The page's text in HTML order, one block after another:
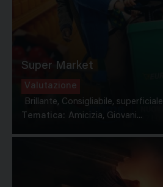
Super Market
Valutazione
Brillante, Consigliabile, superficiale
Tematica: Amicizia, Giovani...